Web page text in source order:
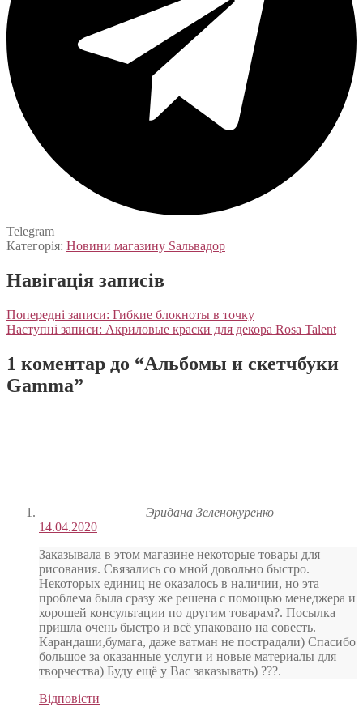
Telegram
Категорія: Новини магазину Sальвадор
Навігація записів
Попередні записи: Гибкие блокноты в точку
Наступні записи: Акриловые краски для декора Rosa Talent
1 коментар до “Альбомы и скетчбуки
Gamma”
Эридана Зеленокуренко
14.04.2020
Заказывала в этом магазине некоторые товары для
рисования. Связались со мной довольно быстро.
Некоторых единиц не оказалось в наличии, но эта
проблема была сразу же решена с помощью менеджера и
хорошей консультации по другим товарам?. Посылка
пришла очень быстро и всё упаковано на совесть.
Карандаши,бумага, даже ватман не пострадали) Спасибо
большое за оказанные услуги и новые материалы для
творчества) Буду ещё у Вас заказывать) ???.
Відповісти